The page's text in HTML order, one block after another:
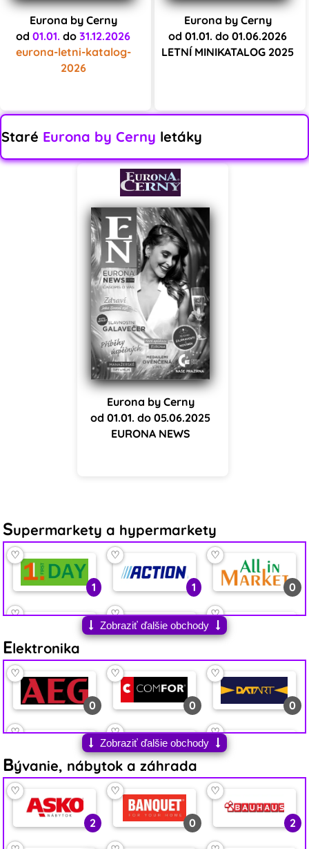
Eurona by Cerny
od 01.01. do 31.12.2026
eurona-letni-katalog-
2026
Eurona by Cerny
od 01.01. do 01.06.2026
LETNÍ MINIKATALOG 2025
Staré Eurona by Cerny letáky
Eurona by Cerny
od 01.01. do 05.06.2025
EURONA NEWS
Supermarkety a hypermarkety
1
♡
1
♡
0
♡
♡ ♡ ♡
1
♡
5
♡
4
♡
0
♡
1
♡ ♡
0
♡
2
♡
1
♡
Zobraziť ďalšie obchody
Elektronika
0
♡
0
♡
0
♡
0
♡
2
♡ ♡
0
♡
1
♡
0
♡
Zobraziť ďalšie obchody
Bývanie, nábytok a záhrada
2
♡
0
♡
2
♡